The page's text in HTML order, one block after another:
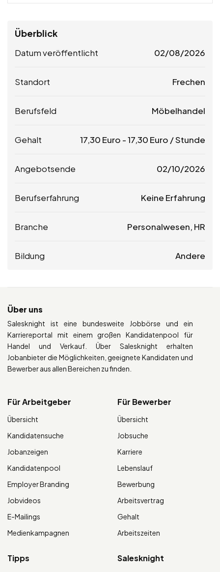
Überblick
Datum veröffentlicht 02/08/2026
Standort Frechen
Berufsfeld Möbelhandel
Gehalt 17,30 Euro -17,30 Euro / Stunde
Angebotsende 02/10/2026
Berufserfahrung Keine Erfahrung
Branche Personalwesen, HR
Bildung Andere
Über uns
Salesknight ist eine bundesweite Jobbörse und ein
Karriereportal mit einem großen Kandidatenpool für
Handel und Verkauf. Über Salesknight erhalten
Jobanbieter die Möglichkeiten, geeignete Kandidaten und
Bewerber aus allen Bereichen zu finden.
Für Arbeitgeber
Übersicht
Kandidatensuche
Jobanzeigen
Kandidatenpool
Employer Branding
Jobvideos
E-Mailings
Medienkampagnen
Für Bewerber
Übersicht
Jobsuche
Karriere
Lebenslauf
Bewerbung
Arbeitsvertrag
Gehalt
Arbeitszeiten
Tipps Salesknight